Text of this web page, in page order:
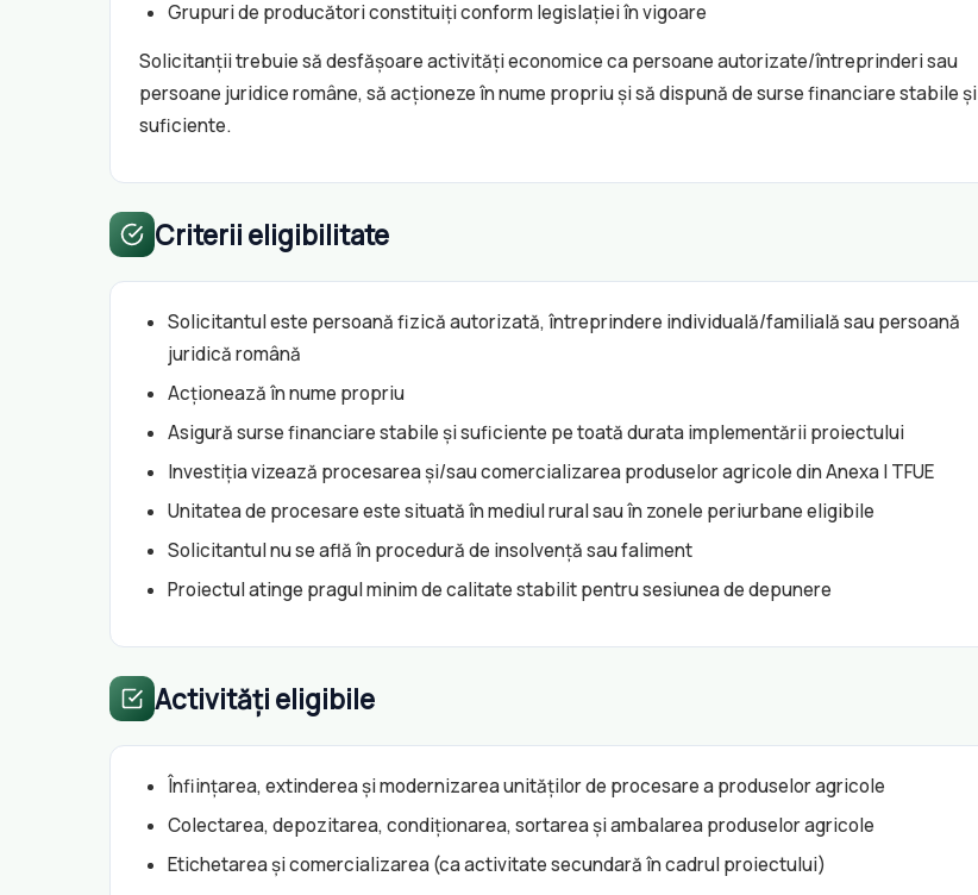
Grupuri de producători constituiți conform legislației în vigoare
Solicitanții trebuie să desfășoare activități economice ca persoane autorizate/întreprinderi sau
persoane juridice române, să acționeze în nume propriu și să dispună de surse financiare stabile și
suficiente.
Criterii eligibilitate
Solicitantul este persoană fizică autorizată, întreprindere individuală/familială sau persoană
juridică română
Acționează în nume propriu
Asigură surse financiare stabile și suficiente pe toată durata implementării proiectului
Investiția vizează procesarea și/sau comercializarea produselor agricole din Anexa I TFUE
Unitatea de procesare este situată în mediul rural sau în zonele periurbane eligibile
Solicitantul nu se află în procedură de insolvență sau faliment
Proiectul atinge pragul minim de calitate stabilit pentru sesiunea de depunere
Activități eligibile
Înființarea, extinderea și modernizarea unităților de procesare a produselor agricole
Colectarea, depozitarea, condiționarea, sortarea și ambalarea produselor agricole
Etichetarea și comercializarea (ca activitate secundară în cadrul proiectului)